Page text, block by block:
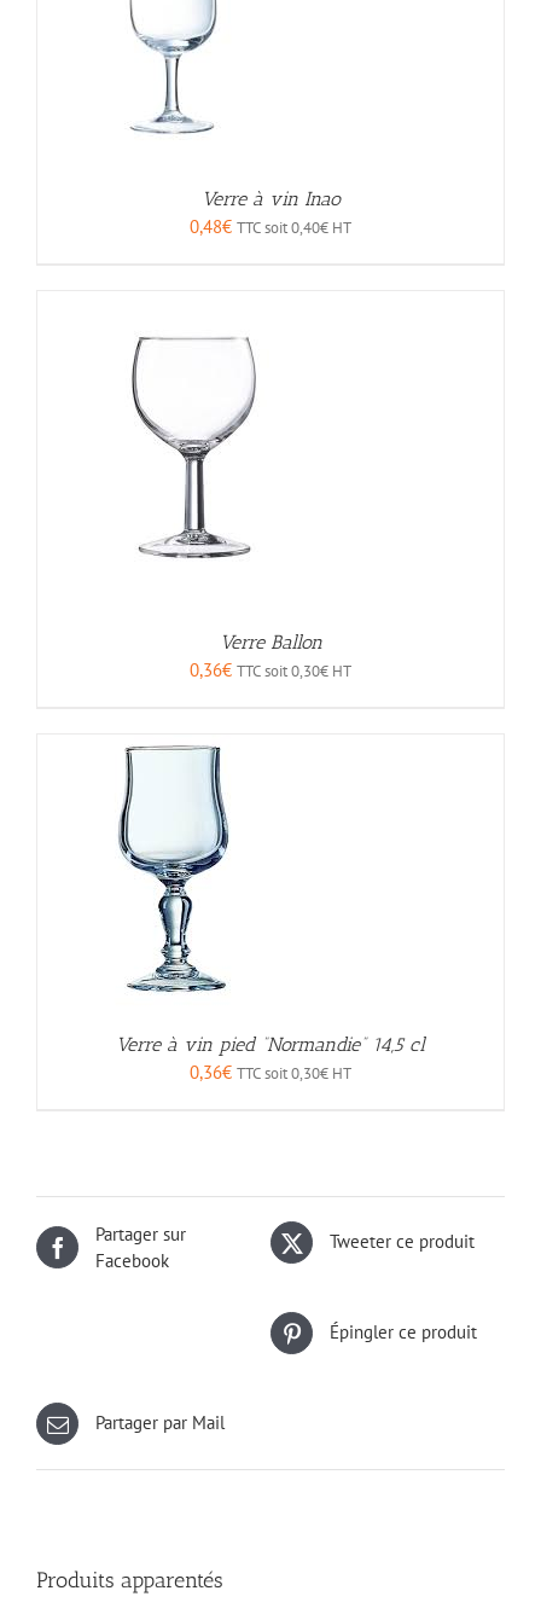
Verre à vin Inao
0,48€ TTC soit0,40€ HT
Verre Ballon
0,36€ TTC soit0,30€ HT
Verre à vin pied “Normandie” 14,5 cl
0,36€ TTC soit0,30€ HT
Partager sur
Facebook
Tweeter ce produit
Épingler ce produit
Partager par Mail
Produits apparentés